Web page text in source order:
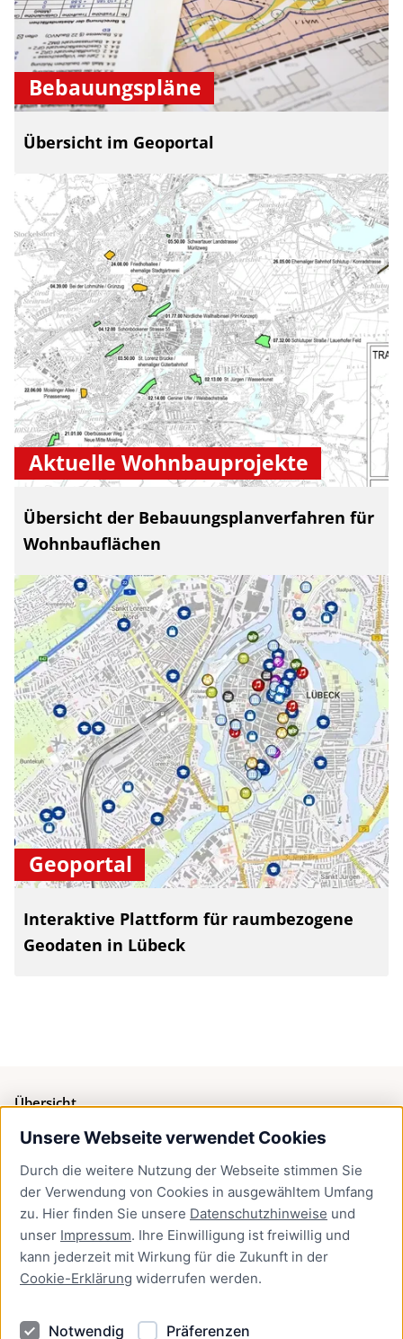
Unsere Webseite verwendet Cookies
Durch die weitere Nutzung der Webseite stimmen Sie
der Verwendung von Cookies in ausgewähltem Umfang
zu. Hier finden Sie unsere Datenschutzhinweise und
unser Impressum. Ihre Einwilligung ist freiwillig und
kann jederzeit mit Wirkung für die Zukunft in der
Cookie-Erklärung widerrufen werden.
Notwendig Präferenzen
Bebauungspläne
Übersicht im Geoportal
Aktuelle Wohnbauprojekte
Übersicht der Bebauungsplanverfahren für
Wohnbauflächen
Geoportal
Interaktive Plattform für raumbezogene
Geodaten in Lübeck
Übersicht
Bürgerservice
Presse
Newsletter Lübeck:kompakt
Kontakt
Kontakt
Datenschutzhinweise